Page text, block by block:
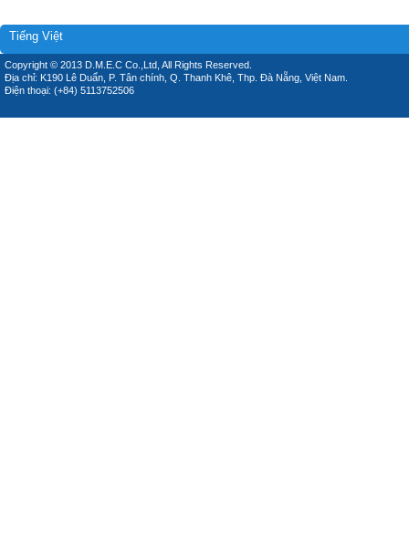
Tiếng Việt
Copyright © 2013 D.M.E.C Co.,Ltd, All Rights Reserved.
Địa chỉ: K190 Lê Duẩn, P. Tân chính, Q. Thanh Khê, Thp. Đà Nẵng, Việt Nam.
Điện thoại: (+84) 5113752506